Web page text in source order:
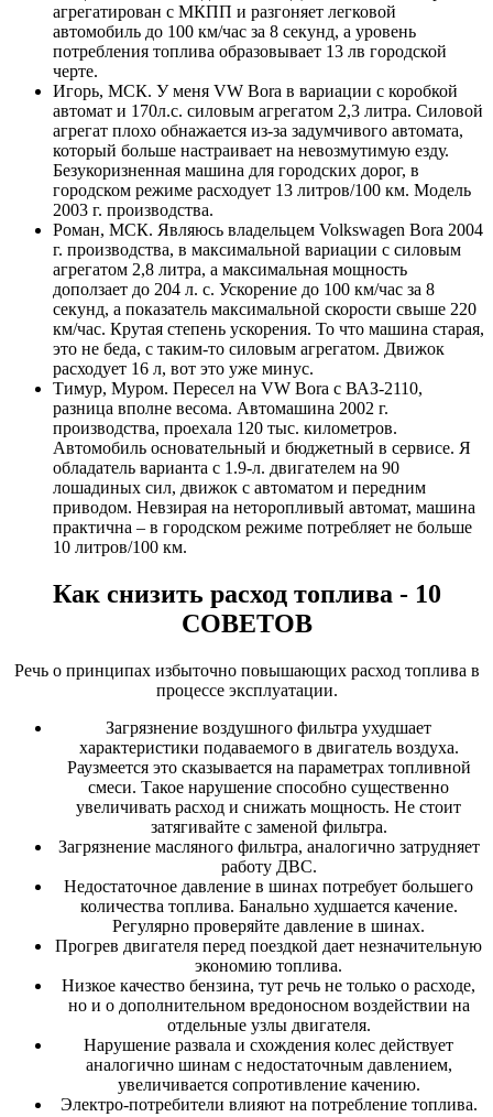
агрегатирован с МКПП и разгоняет легковой
автомобиль до 100 км/час за 8 секунд, а уровень
потребления топлива образовывает 13 лв городской
черте.
Игорь, МСК. У меня VW Bora в вариации с коробкой
автомат и 170л.с. силовым агрегатом 2,3 литра. Силовой
агрегат плохо обнажается из-за задумчивого автомата,
который больше настраивает на невозмутимую езду.
Безукоризненная машина для городских дорог, в
городском режиме расходует 13 литров/100 км. Модель
2003 г. производства.
Роман, МСК. Являюсь владельцем Volkswagen Bora 2004
г. производства, в максимальной вариации с силовым
агрегатом 2,8 литра, а максимальная мощность
доползает до 204 л. с. Ускорение до 100 км/час за 8
секунд, а показатель максимальной скорости свыше 220
км/час. Крутая степень ускорения. То что машина старая,
это не беда, с таким-то силовым агрегатом. Движок
расходует 16 л, вот это уже минус.
Тимур, Муром. Пересел на VW Bora с ВАЗ-2110,
разница вполне весома. Автомашина 2002 г.
производства, проехала 120 тыс. километров.
Автомобиль основательный и бюджетный в сервисе. Я
обладатель варианта с 1.9-л. двигателем на 90
лошадиных сил, движок с автоматом и передним
приводом. Невзирая на неторопливый автомат, машина
практична – в городском режиме потребляет не больше
10 литров/100 км.
Как снизить расход топлива - 10
СОВЕТОВ
Речь о принципах избыточно повышающих расход топлива в
процессе эксплуатации.
Загрязнение воздушного фильтра ухудшает
характеристики подаваемого в двигатель воздуха.
Раузмеется это сказывается на параметрах топливной
смеси. Такое нарушение способно существенно
увеличивать расход и снижать мощность. Не стоит
затягивайте с заменой фильтра.
Загрязнение масляного фильтра, аналогично затрудняет
работу ДВС.
Недостаточное давление в шинах потребует большего
количества топлива. Банально худшается качение.
Регулярно проверяйте давление в шинах.
Прогрев двигателя перед поездкой дает незначительную
экономию топлива.
Низкое качество бензина, тут речь не только о расходе,
но и о дополнительном вредоносном воздействии на
отдельные узлы двигателя.
Нарушение развала и схождения колес действует
аналогично шинам с недостаточным давлением,
увеличивается сопротивление качению.
Электро-потребители влияют на потребление топлива.